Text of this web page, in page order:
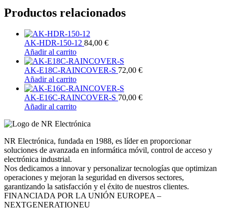
Productos relacionados
AK-HDR-150-12 84,00 €
Añadir al carrito
AK-E18C-RAINCOVER-S 72,00 €
Añadir al carrito
AK-E16C-RAINCOVER-S 70,00 €
Añadir al carrito
NR Electrónica, fundada en 1988, es líder en proporcionar
soluciones de avanzada en informática móvil, control de acceso y
electrónica industrial.
Nos dedicamos a innovar y personalizar tecnologías que optimizan
operaciones y mejoran la seguridad en diversos sectores,
garantizando la satisfacción y el éxito de nuestros clientes.
FINANCIADA POR LA UNIÓN EUROPEA –
NEXTGENERATIONEU